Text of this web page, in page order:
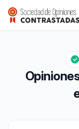
Sixten-
Calificación global:
9,8/10